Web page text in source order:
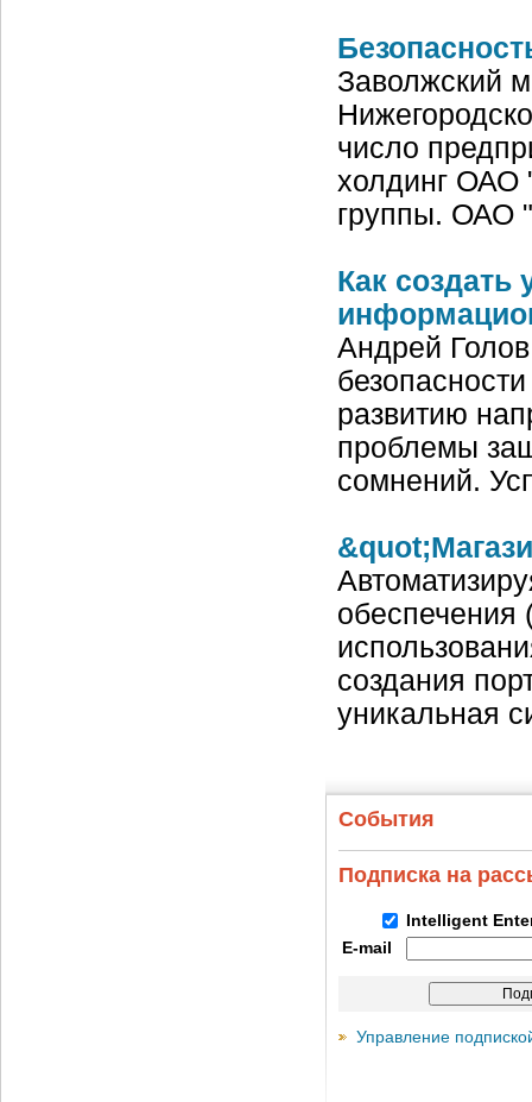
Заволжский
число
холдинг ОАО
группы. ОАО
Как
Андрей
развитию
проблемы
сомнений.
создания
уникальная
События
Подписка на
Intelligent
E-mail
Управление